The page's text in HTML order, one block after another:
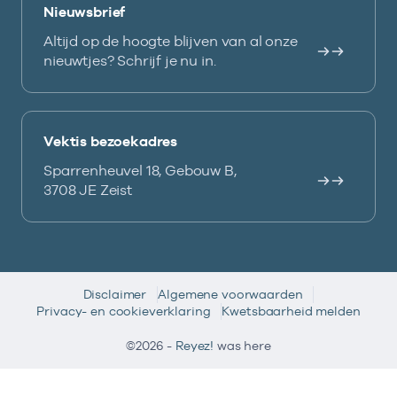
Nieuwsbrief
Altijd op de hoogte blijven van al onze
nieuwtjes? Schrijf je nu in.
Vektis bezoekadres
Sparrenheuvel 18, Gebouw B,
3708 JE Zeist
Disclaimer
Algemene voorwaarden
Privacy- en cookieverklaring
Kwetsbaarheid melden
©2026 - Reyez! was here